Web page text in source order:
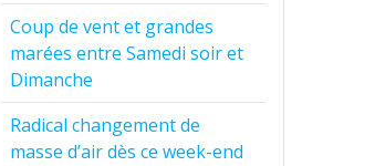
Coup de vent et grandes
marées entre Samedi soir et
Dimanche
Radical changement de
masse d’air dès ce week-end